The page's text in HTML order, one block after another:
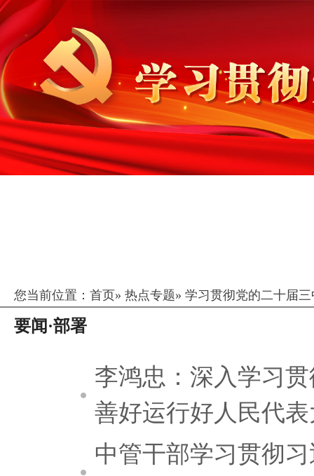
您当前位置： 首页» 热点专题» 学习贯彻党的二十届
要闻·部署
李鸿忠：深入学习
善好运行好人民代
中管干部学习贯彻